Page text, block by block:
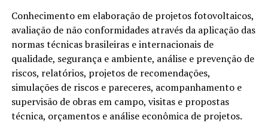
Conhecimento em elaboração de projetos fotovoltaicos,
avaliação de não conformidades através da aplicação das
normas técnicas brasileiras e internacionais de
qualidade, segurança e ambiente, análise e prevenção de
riscos, relatórios, projetos de recomendações,
simulações de riscos e pareceres, acompanhamento e
supervisão de obras em campo, visitas e propostas
técnica, orçamentos e análise econômica de projetos.